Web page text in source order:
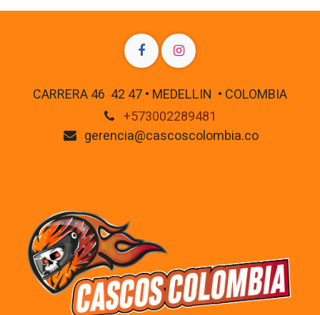
CARRERA 46 42 47 • MEDELLIN • COLOMBIA
+573002289481
gerencia@cascoscolombia.co